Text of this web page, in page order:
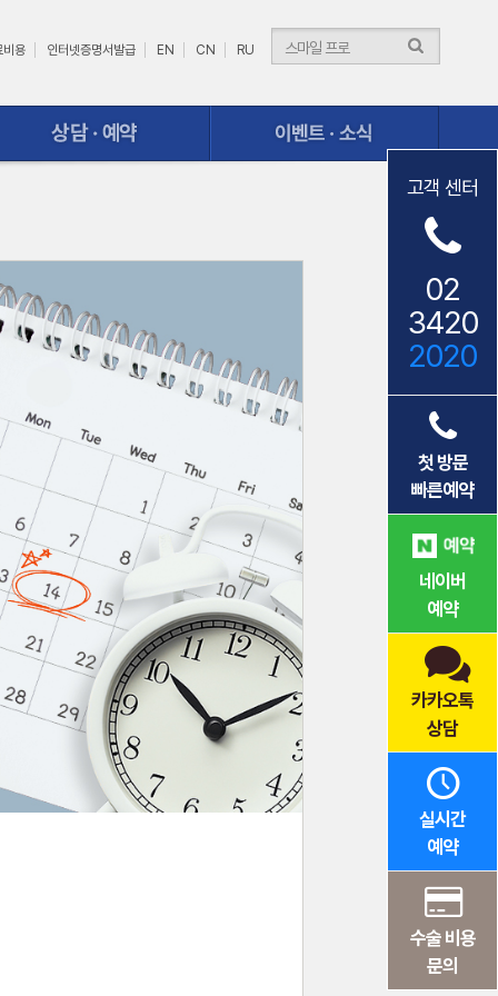
이벤트ㆍ소식
고객 센터
02
3420
2020
첫 방문
빠른예약
네이버
예약
카카오톡
상담
실시간
예약
수술 비용
문의
비용 인터넷증명서발급 EN CN RU